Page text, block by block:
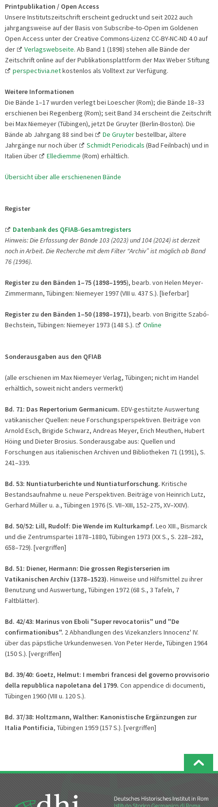
Printpublikation / Open Access
Unsere Institutszeitschrift erscheint gedruckt und seit 2022 auch
jahrgangsweise auf der Basis von Subscribe-to-Open im Goldenen
Open Access unter der Creative Commons-Lizenz CC-BY-NC-ND 4.0 auf
der
Verlagswebseite. Ab Band 1 (1898) stehen alle Bände der
Zeitschrift online auf der Publikationsplattform der Max Weber Stiftung
perspectivia.netkostenlos als Volltext zur Verfügung.
Weitere Informationen
Die Bände 1–17 wurden verlegt bei Loescher (Rom); die Bände 18–33
erschienen bei Regenberg (Rom); seit Band 34 erscheint die Zeitschrift
bei Max Niemeyer (Tübingen), jetzt De Gruyter (Berlin-Boston). Die
Bände ab Jahrgang 88 sind bei
De Gruyterbestellbar, ältere
Jahrgänge nur noch über
Schmidt Periodicals (Bad Feilnbach) und in
Italien über
Ellediemme (Rom) erhältlich.
Übersicht über alle erschienenen Bände
Register
Datenbank des QFIAB-Gesamtregisters
Hinweis: Die Erfassung der Bände 103 (2023) und 104 (2024) ist derzeit
noch in Arbeit. Die Recherche mit dem Filter “Archiv” ist möglich ab Band
76 (1996).
Register zu den Bänden 1–75 (1898–1995), bearb. von Helen Meyer-
Zimmermann, Tübingen: Niemeyer 1997 (VIII u. 437 S.). [lieferbar]
Register zu den Bänden 1–50 (1898–1971), bearb. von Brigitte Szabó-
Bechstein, Tübingen: Niemeyer 1973 (148 S.).
Online
Sonderausgaben aus den QFIAB
(alle erschienen im Max Niemeyer Verlag, Tübingen; nicht im Handel
erhältlich, soweit nicht anders vermerkt)
Bd. 71: Das Repertorium Germanicum. EDV-gestützte Auswertung
vatikanischer Quellen: neue Forschungsperspektiven. Beiträge von
Arnold Esch, Brigide Schwarz, Andreas Meyer, Erich Meuthen, Hubert
Höing und Dieter Brosius. Sonderausgabe aus: Quellen und
Forschungen aus italienischen Archiven und Bibliotheken 71 (1991), S.
241–339.
Bd. 53: Nuntiaturberichte und Nuntiaturforschung. Kritische
Bestandsaufnahme u. neue Perspektiven. Beiträge von Heinrich Lutz,
Gerhard Müller u. a., Tübingen 1976 (S. VII–XIII, 152–275, XV–XXIV).
Bd. 50/52: Lill, Rudolf: Die Wende im Kulturkampf. Leo XIII., Bismarck
und die Zentrumspartei 1878–1880, Tübingen 1973 (XX S., S. 228–282,
658–729). [vergriffen]
Bd. 51: Diener, Hermann: Die grossen Registerserien im
Vatikanischen Archiv (1378–1523). Hinweise und Hilfsmittel zu ihrer
Benutzung und Auswertung, Tübingen 1972 (68 S., 3 Tafeln, 7
Faltblätter).
Bd. 42/43: Marinus von Eboli "Super revocatoriis" und "De
confirmationibus". 2 Abhandlungen des Vizekanzlers Innocenz' IV.
über das päpstliche Urkundenwesen. Von Peter Herde, Tübingen 1964
(150 S.). [vergriffen]
Bd. 39/40: Goetz, Helmut: I membri francesi del governo provvisorio
della repubblica napoletana del 1799. Con appendice di documenti,
Tübingen 1960 (VIII u. 120 S.).
Bd. 37/38: Holtzmann, Walther: Kanonistische Ergänzungen zur
Italia Pontificia, Tübingen 1959 (157 S.). [vergriffen]